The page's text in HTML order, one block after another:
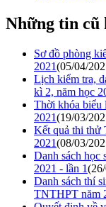
Những tin cũ
Sơ đồ phòng
2021(05/04/
Lịch kiểm tra,
kì 2, năm học
Thời khóa biểu
2021(19/03/
Kết quả thi thử
2021(08/03/
Danh sách
2021 - lần 1
Danh sách thí
TNTHPT năm